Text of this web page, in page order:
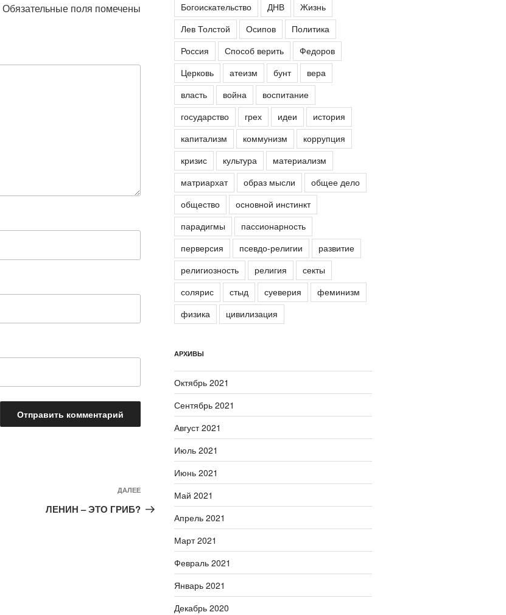
Обязательные поля помечены
Следующая
запись
ДАЛЕЕ
ЛЕНИН – ЭТО ГРИБ?
Богоискательство ДНВ
Жизнь
Лев Толстой
Осипов
Политика
Россия
Способ верить
Федоров
Церковь
атеизм бунт
вера
власть
война
воспитание
государство
грех идеи
история
капитализм
коммунизм
коррупция
кризис
культура
материализм
матриархат
образ мысли
общее дело
общество
основной инстинкт
парадигмы
пассионарность
перверсия
псевдо-религии
развитие
религиозность
религия
секты
солярис
стыд суеверия
феминизм
физика
цивилизация
АРХИВЫ
Октябрь 2021
Сентябрь 2021
Август 2021
Июль 2021
Июнь 2021
Май 2021
Апрель 2021
Март 2021
Февраль 2021
Январь 2021
Декабрь 2020